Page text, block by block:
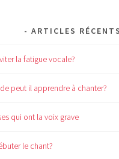
ARTICLES RÉCENTS
la fatigue vocale?
peut il apprendre à chanter?
qui ont la voix grave
le chant?